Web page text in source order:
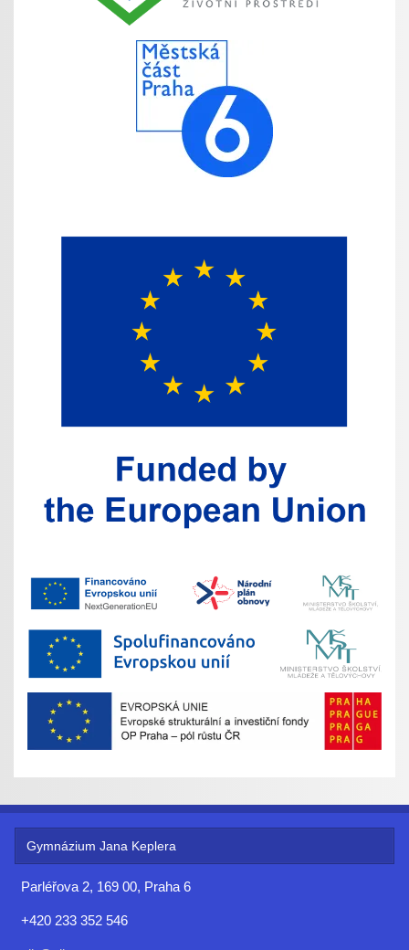
Gymnázium Jana Keplera
Parléřova 2, 169 00, Praha 6
+420 233 352 546